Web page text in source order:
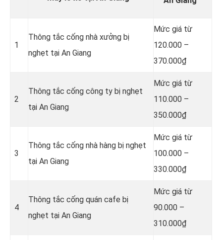
1
Thông tắc cống nhà xưởng bị
nghẹt tại An Giang
Mức giá từ
120.000 –
370.000₫
2
Thông tắc cống công ty bị nghẹt
tại An Giang
Mức giá từ
110.000 –
350.000₫
3
Thông tắc cống nhà hàng bị nghẹt
tại An Giang
Mức giá từ
100.000 –
330.000₫
4
Thông tắc cống quán cafe bị
nghẹt tại An Giang
Mức giá từ
90.000 –
310.000₫